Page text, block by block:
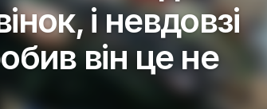
і невдовзі
він це не